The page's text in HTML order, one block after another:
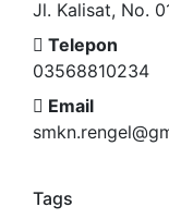
Jl. Kalisat, No.
Telepon
03568810234
Email
Tags